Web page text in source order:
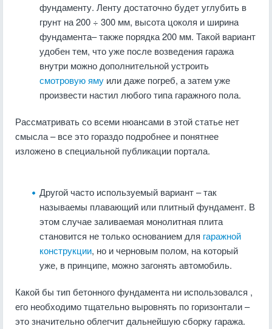
фундаменту. Ленту достаточно будет углубить в
грунт на 200 ÷ 300 мм, высота цоколя и ширина
фундамента– также порядка 200 мм. Такой вариант
удобен тем, что уже после возведения гаража
внутри можно дополнительной устроить
смотровую яму или даже погреб, а затем уже
произвести настил любого типа гаражного пола.
Рассматривать со всеми нюансами в этой статье нет
смысла – все это гораздо подробнее и понятнее
изложено в специальной публикации портала.
Другой часто используемый вариант – так
называемы плавающий или плитный фундамент. В
этом случае заливаемая монолитная плита
становится не только основанием для гаражной
конструкции, но и черновым полом, на который
уже, в принципе, можно загонять автомобиль.
Какой бы тип бетонного фундамента ни использовался ,
его необходимо тщательно выровнять по горизонтали –
это значительно облегчит дальнейшую сборку гаража.